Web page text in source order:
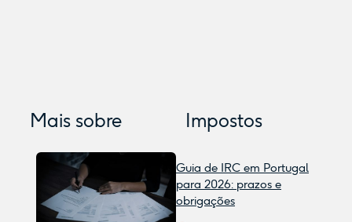
Mais sobre Impostos
Guia de IRC em Portugal
para 2026: prazos e
obrigações